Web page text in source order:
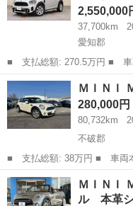
2,550,000
37,700km
愛知郡
■ 支払総額: 270.5万円 ■ 車両本体価格： 2,550,000 円 ■ メーカ
ー名： ＭＩＮＩ ■ 車種名
ーＤ クロスオーバー 後期
ＣＣ／ナ...
愛知 愛知郡
ＭＩＮＩ
280,000円
80,732km
不破郡
■ 支払総額: 38万円 ■ 車両本体価格： 280,000 円 ■ メーカー
名： ＭＩＮＩ ■ 車種名
排気量： 1600cc ■ ドア枚
岐阜 不破郡
ＭＩＮＩ
ル 本革シ